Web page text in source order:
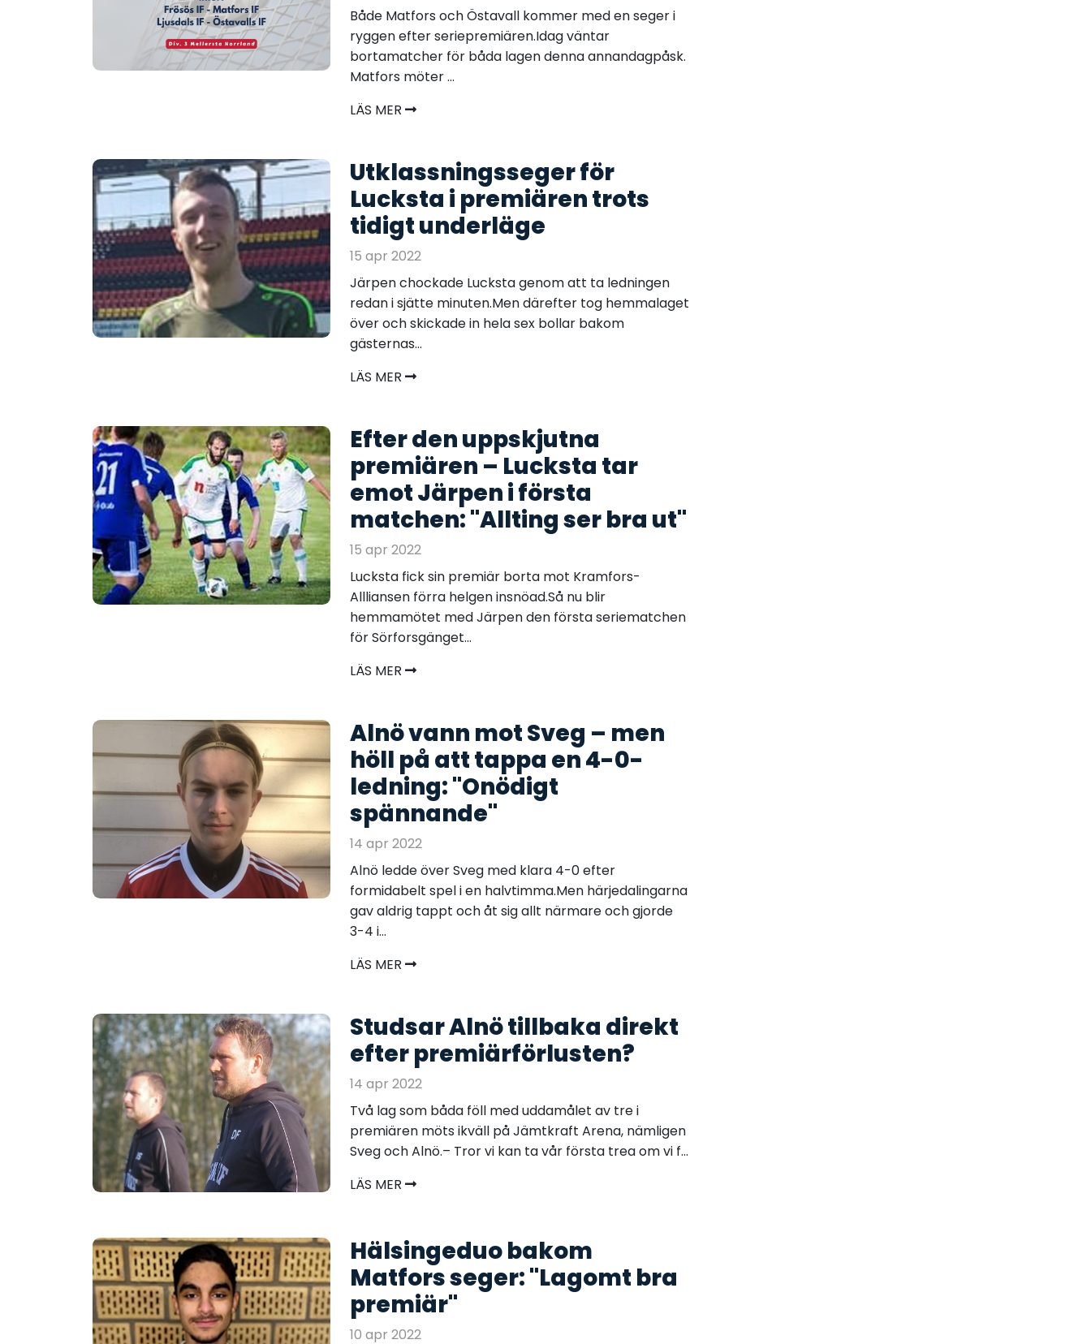
Både Matfors och Östavall kommer med en seger i
ryggen efter seriepremiären.Idag väntar
bortamatcher för båda lagen denna annandagpåsk.
Matfors möter ...
LÄS MER
Utklassningsseger för
Lucksta i premiären trots
tidigt underläge
15 apr 2022
Järpen chockade Lucksta genom att ta ledningen
redan i sjätte minuten.Men därefter tog hemmalaget
över och skickade in hela sex bollar bakom
gästernas...
LÄS MER
Efter den uppskjutna
premiären – Lucksta tar
emot Järpen i första
matchen: "Allting ser bra ut"
15 apr 2022
Lucksta fick sin premiär borta mot Kramfors-
Allliansen förra helgen insnöad.Så nu blir
hemmamötet med Järpen den första seriematchen
för Sörforsgänget...
LÄS MER
Alnö vann mot Sveg – men
höll på att tappa en 4-0-
ledning: "Onödigt
spännande"
14 apr 2022
Alnö ledde över Sveg med klara 4-0 efter
formidabelt spel i en halvtimma.Men härjedalingarna
gav aldrig tappt och åt sig allt närmare och gjorde
3-4 i...
LÄS MER
Studsar Alnö tillbaka direkt
efter premiärförlusten?
14 apr 2022
Två lag som båda föll med uddamålet av tre i
premiären möts ikväll på Jämtkraft Arena, nämligen
Sveg och Alnö.– Tror vi kan ta vår första trea om vi f...
LÄS MER
Hälsingeduo bakom
Matfors seger: "Lagomt bra
premiär"
10 apr 2022